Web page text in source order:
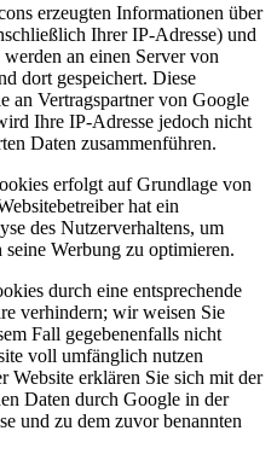
erzeugten Informationen über
Ihrer IP-Adresse) und
an einen Server von
dort gespeichert. Diese
an Vertragspartner von Google
Ihre IP-Adresse jedoch nicht
Daten zusammenführen.
erfolgt auf Grundlage von
hat ein
des Nutzerverhaltens, um
Werbung zu optimieren.
durch eine entsprechende
verhindern; wir weisen Sie
Fall gegebenenfalls nicht
voll umfänglich nutzen
Website erklären Sie sich mit der
Daten durch Google in der
und zu dem zuvor benannten